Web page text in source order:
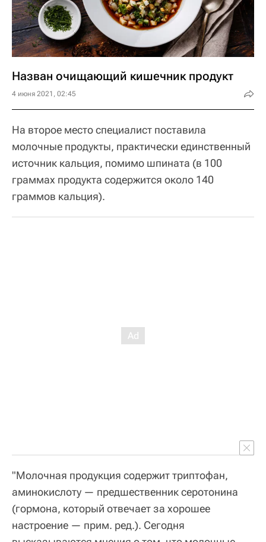
Назван очищающий кишечник продукт
4 июня 2021, 02:45
На второе место специалист поставила
молочные продукты, практически единственный
источник кальция, помимо шпината (в 100
граммах продукта содержится около 140
граммов кальция).
"Молочная продукция содержит триптофан,
аминокислоту — предшественник серотонина
(гормона, который отвечает за хорошее
настроение — прим. ред.). Сегодня